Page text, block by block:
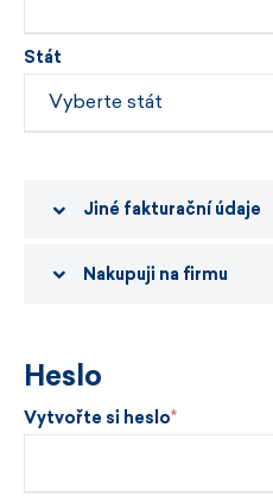
Stát
Jiné fakturační údaje
Nakupuji na firmu
Heslo
Vytvořte si heslo